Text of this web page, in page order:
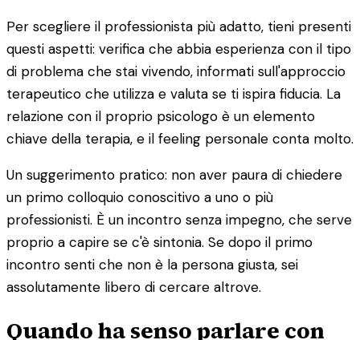
Per scegliere il professionista più adatto, tieni presenti
questi aspetti: verifica che abbia esperienza con il tipo
di problema che stai vivendo, informati sull'approccio
terapeutico che utilizza e valuta se ti ispira fiducia. La
relazione con il proprio psicologo è un elemento
chiave della terapia, e il feeling personale conta molto.
Un suggerimento pratico: non aver paura di chiedere
un primo colloquio conoscitivo a uno o più
professionisti. È un incontro senza impegno, che serve
proprio a capire se c'è sintonia. Se dopo il primo
incontro senti che non è la persona giusta, sei
assolutamente libero di cercare altrove.
Quando ha senso parlare con